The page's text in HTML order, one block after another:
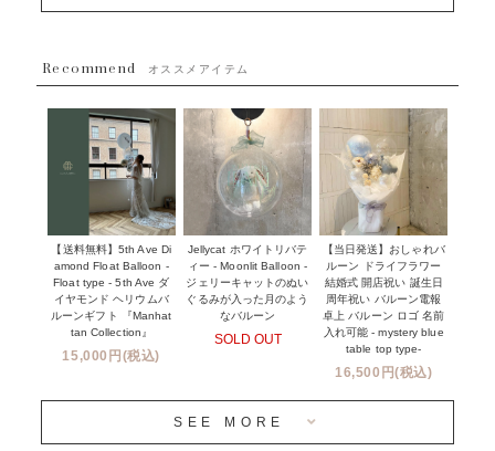
~５５００円
１１０００円以上
NEW YORK MIND - ニューヨークスタイルバルーン
※コンフェッティバルーン -プリント内容-
ハワイウェディングサービス
企業・法人様
ウェディングコンフェッティバルーン特集
実店舗について -大阪 堀江店・名古屋 星ヶ丘店・滋賀 配送
センター店・沖縄 嘉手納基地店-
プリントサービス
前撮り写真バルーン特集
姉妹店＆関連ショップについて
安心のチャビーバルーン
Recommend オススメアイテム
【送料無料】5th Ave Di
amond Float Balloon -
Float type - 5th Ave ダ
イヤモンド ヘリウムバ
ルーンギフト 『Manhat
tan Collection』
15,000円(税込)
Jellycat ホワイトリバテ
ィー - Moonlit Balloon -
ジェリーキャットのぬい
ぐるみが入った月のよう
なバルーン
SOLD OUT
【当日発送】おしゃれバ
ルーン ドライフラワー
結婚式 開店祝い 誕生日
周年祝い バルーン電報
卓上 バルーン ロゴ 名前
入れ可能 - mystery blue
table top type-
16,500円(税込)
SEE MORE